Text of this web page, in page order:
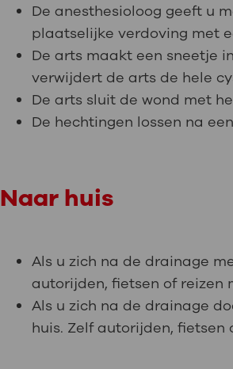
De anesthesioloog geeft u
plaatselijke verdoving met
De arts maakt een sneetje
verwijdert de arts de hele
De arts sluit de wond met
De hechtingen lossen na
Naar huis
Als u zich na de drainage
autorijden, fietsen of reizen
Als u zich na de drainage
huis. Zelf autorijden,